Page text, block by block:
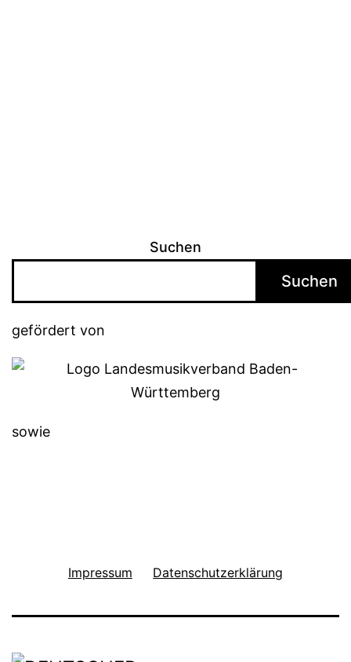
Suchen
Suchen
gefördert von
sowie
Impressum Datenschutzerklärung